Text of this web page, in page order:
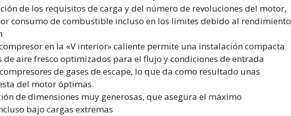
de los requisitos de carga y del número de revoluciones del motor,
consumo de combustible incluso en los límites debido al rendimiento
en la «V interior» caliente permite una instalación compacta
de aire fresco optimizados para el flujo y condiciones de entrada
de gases de escape, lo que da como resultado unas
del motor óptimas.
de dimensiones muy generosas, que asegura el máximo
bajo cargas extremas